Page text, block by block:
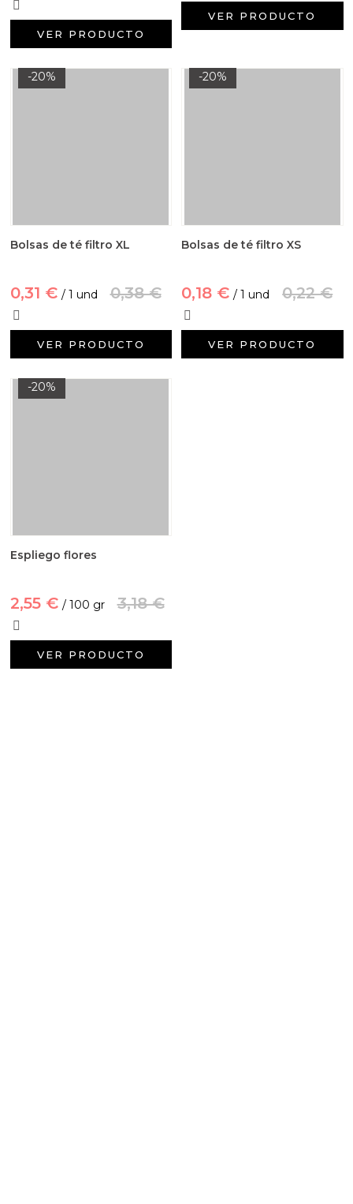
VER PRODUCTO
VER PRODUCTO
-20%
Bolsas de té filtro XL
0,31 € / 1 und 0,38 €
VER PRODUCTO
-20%
Bolsas de té filtro XS
0,18 € / 1 und 0,22 €
VER PRODUCTO
-20%
Espliego flores
2,55 € / 100 gr 3,18 €
VER PRODUCTO